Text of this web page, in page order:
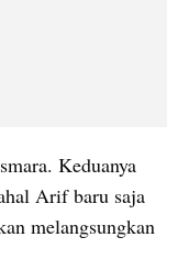
Keduanya
Arif baru saja
melangsungkan